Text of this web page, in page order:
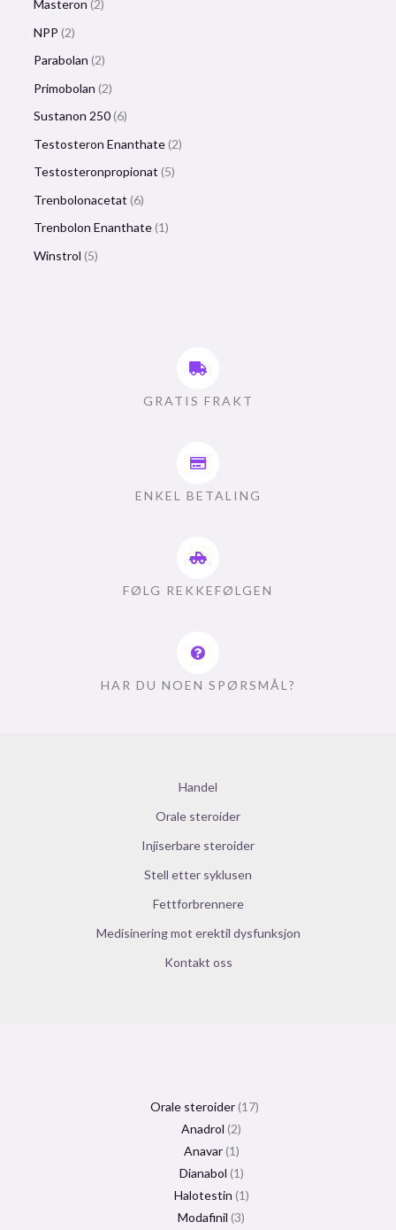
Masteron 2
NPP 2
Parabolan 2
Primobolan 2
Sustanon 250 6
Testosteron Enanthate 2
Testosteronpropionat 5
Trenbolonacetat 6
Trenbolon Enanthate 1
Winstrol 5
GRATIS FRAKT
ENKEL BETALING
FØLG REKKEFØLGEN
HAR DU NOEN SPØRSMÅL?
Handel
Orale steroider
Injiserbare steroider
Stell etter syklusen
Fettforbrennere
Medisinering mot erektil dysfunksjon
Kontakt oss
Orale steroider 17
Anadrol 2
Anavar 1
Dianabol 1
Halotestin 1
Modafinil 3